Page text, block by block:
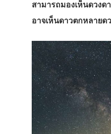
สามารถมองเห็นดวงด
อาจเห็นดาวตกหลายด